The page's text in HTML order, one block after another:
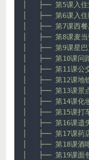
├── 第5课入
├── 第6课入
├── 第7课西
├── 第8课麦
├── 第9课星
├── 第10课问
├── 第11课公
├── 第12课地
├── 第13课景
├── 第14课化
├── 第15课打
├── 第16课遗
├── 第17课药
├── 第18课酒
├── 第19课面